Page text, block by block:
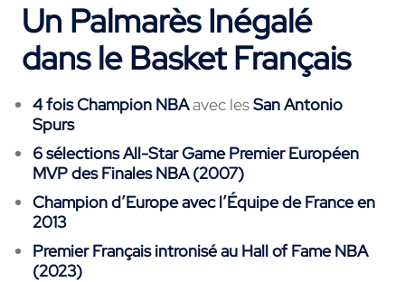
Un Palmarès Inégalé
dans le Basket Français
4 fois Champion NBAavec lesSan Antonio
Spurs
6 sélections All-Star Game Premier Européen
MVP des Finales NBA (2007)
Champion d’Europe avec l’Équipe de France en
2013
Premier Français intronisé au Hall of Fame NBA
(2023)